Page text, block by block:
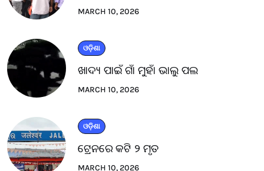
MARCH 10, 2026
ଓଡ଼ିଶା
ଖାଦ୍ୟ ପାଇଁ ଗାଁ ମୁହାଁ ଭାଲୁ ପଲ
MARCH 10, 2026
ଓଡ଼ିଶା
ଟ୍ରେନରେ କଟି ୨ ମୃତ
MARCH 10, 2026